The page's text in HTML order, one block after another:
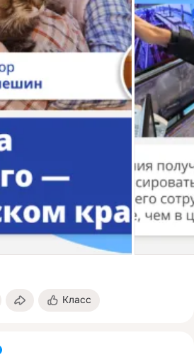
Класс